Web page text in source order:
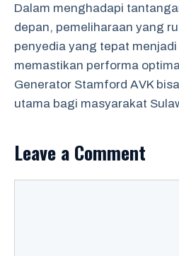
Dalam menghadapi
depan, pemeliharaan yang
penyedia yang tepat
memastikan performa
Generator Stamford AVK
utama bagi masyarakat
Leave a Comment